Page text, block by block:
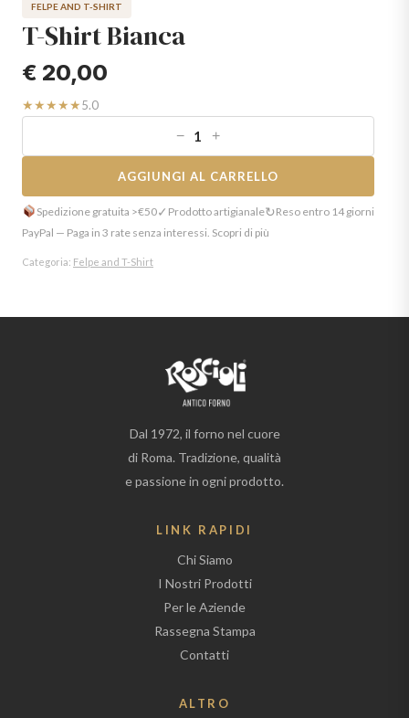
FELPE AND T-SHIRT
T-Shirt Bianca
€ 20,00
★★★★★5.0
− +
AGGIUNGI AL CARRELLO
Spedizione gratuita >€50✓ Prodotto artigianale↻Reso entro 14 giorni
PayPal — Paga in 3 rate senza interessi. Scopri di più
Categoria: Felpe and T-Shirt
Dal 1972, il forno nel cuore
di Roma. Tradizione, qualità
e passione in ogni prodotto.
LINK RAPIDI
Chi Siamo
I Nostri Prodotti
Per le Aziende
Rassegna Stampa
Contatti
ALTRO